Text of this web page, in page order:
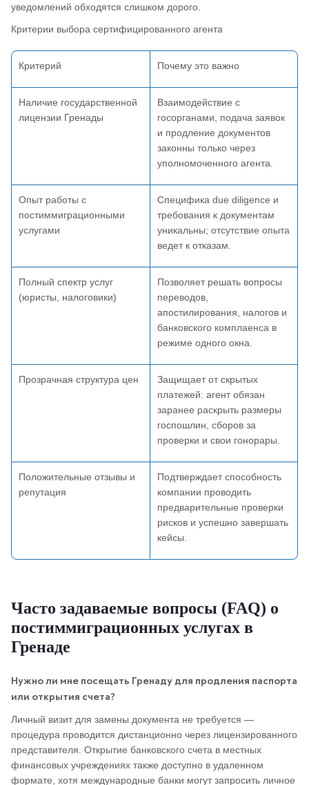
уведомлений обходятся слишком дорого.
Критерии выбора сертифицированного агента
Критерий Почему это важно
Наличие государственной
лицензии Гренады
Взаимодействие с
госорганами, подача заявок
и продление документов
законны только через
уполномоченного агента.
Опыт работы с
постиммиграционными
услугами
Специфика due diligence и
требования к документам
уникальны; отсутствие опыта
ведет к отказам.
Полный спектр услуг
(юристы, налоговики)
Позволяет решать вопросы
переводов,
апостилирования, налогов и
банковского комплаенса в
режиме одного окна.
Прозрачная структура цен
Защищает от скрытых
платежей: агент обязан
заранее раскрыть размеры
госпошлин, сборов за
проверки и свои гонорары.
Положительные отзывы и
репутация
Подтверждает способность
компании проводить
предварительные проверки
рисков и успешно завершать
кейсы.
Часто задаваемые вопросы (FAQ) о
постиммиграционных услугах в
Гренаде
Нужно ли мне посещать Гренаду для продления паспорта
или открытия счета?
Личный визит для замены документа не требуется —
процедура проводится дистанционно через лицензированного
представителя. Открытие банковского счета в местных
финансовых учреждениях также доступно в удаленном
формате, хотя международные банки могут запросить личное